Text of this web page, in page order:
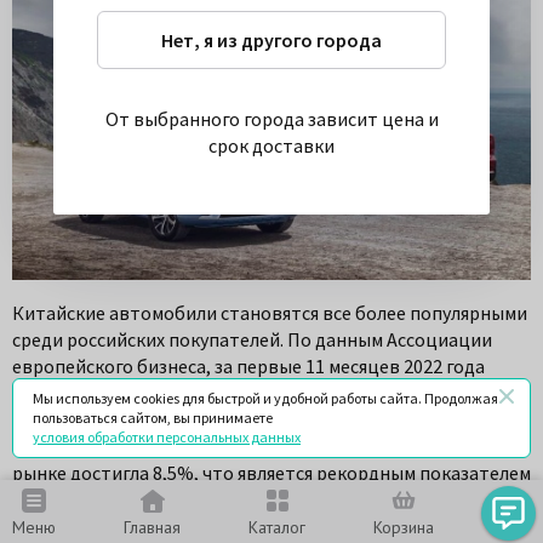
Меню Главная Каталог Корзина Чат
Китайские автомобили становятся все более популярными
среди российских покупателей. По данным Ассоциации
европейского бизнеса, за первые 11 месяцев 2022 года
продажи китайских машин в России выросли на 57% по
сравнению с аналогичным периодом 2021 года и составили
153 тысячи единиц. Доля китайских брендов на российском
рынке достигла 8,5%, что является рекордным показателем
за всю историю.
Нет, я из другого города
От выбранного города зависит цена и
срок доставки
Мы используем cookies для быстрой и удобной работы сайта. Продолжая
пользоваться сайтом, вы принимаете
условия обработки персональных данных